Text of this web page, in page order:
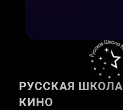
Актёрское
РУССКАЯ ШКОЛА
КИНО